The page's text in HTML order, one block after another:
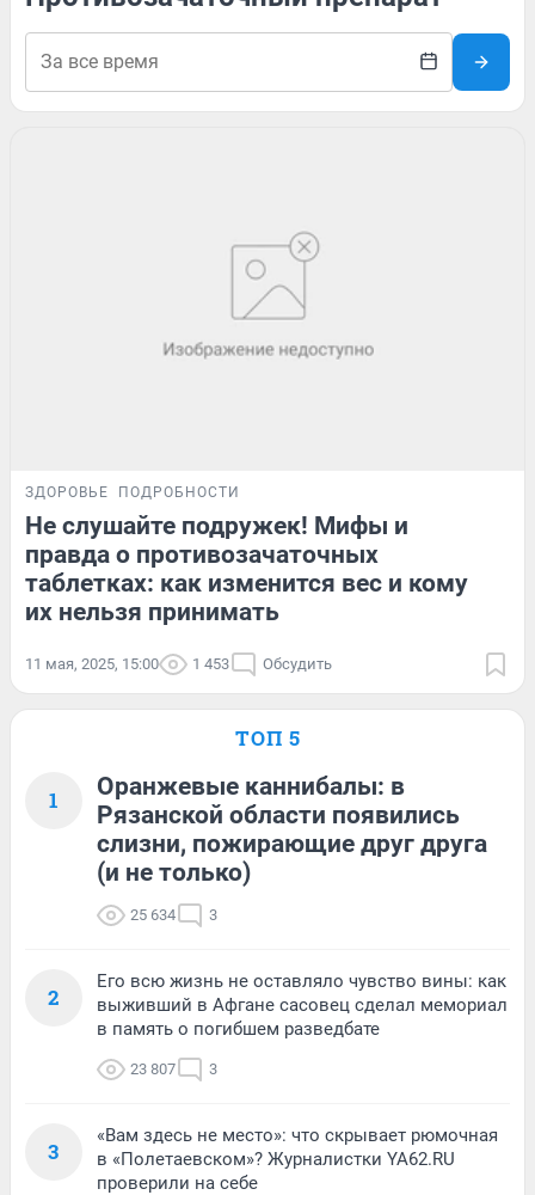
ЗДОРОВЬЕ ПОДРОБНОСТИ
Не слушайте подружек! Мифы и
правда о противозачаточных
таблетках: как изменится вес и кому
их нельзя принимать
11 мая, 2025, 15:00 1 453 Обсудить
ТОП 5
1
Оранжевые каннибалы: в
Рязанской области появились
слизни, пожирающие друг друга
(и не только)
25 634 3
2
Его всю жизнь не оставляло чувство вины: как
выживший в Афгане сасовец сделал мемориал
в память о погибшем разведбате
23 807 3
3
«Вам здесь не место»: что скрывает рюмочная
в «Полетаевском»? Журналистки YA62.RU
проверили на себе